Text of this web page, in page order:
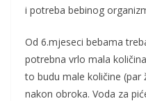
i potreba bebinog
Od 6.mjeseci bebama
potrebna vrlo mala
to budu male količine (par
nakon obroka. Voda za